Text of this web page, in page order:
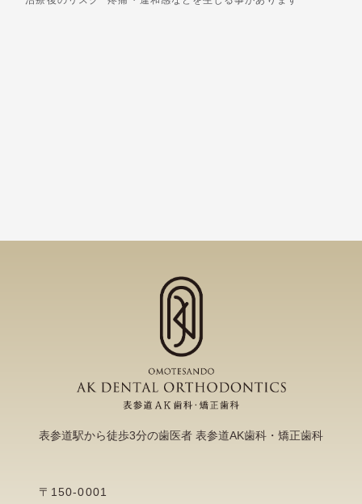
表参道駅から徒歩3分の歯医者 表参道AK歯科・矯正歯科
〒150-0001